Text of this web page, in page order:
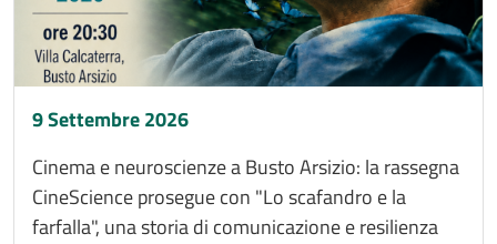
9 Settembre 2026
Cinema e neuroscienze a Busto Arsizio: la rassegna
CineScience prosegue con "Lo scafandro e la
farfalla", una storia di comunicazione e resilienza